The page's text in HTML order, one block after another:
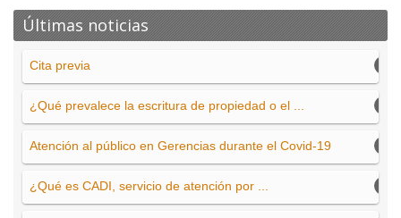
Últimas noticias
Cita previa
¿Qué prevalece la escritura de propiedad o el ...
Atención al público en Gerencias durante el Covid-19
¿Qué es CADI, servicio de atención por ...